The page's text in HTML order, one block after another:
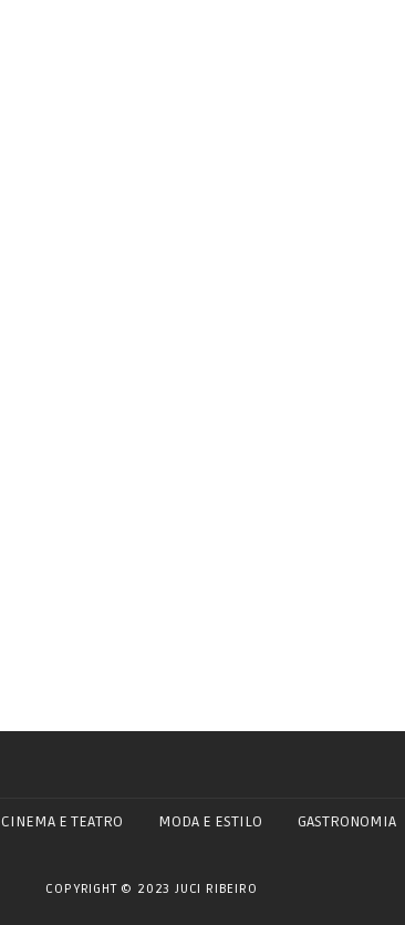
CINEMA E TEATRO MODA E ESTILO GASTRONOMIA
COPYRIGHT © 2023 JUCI RIBEIRO